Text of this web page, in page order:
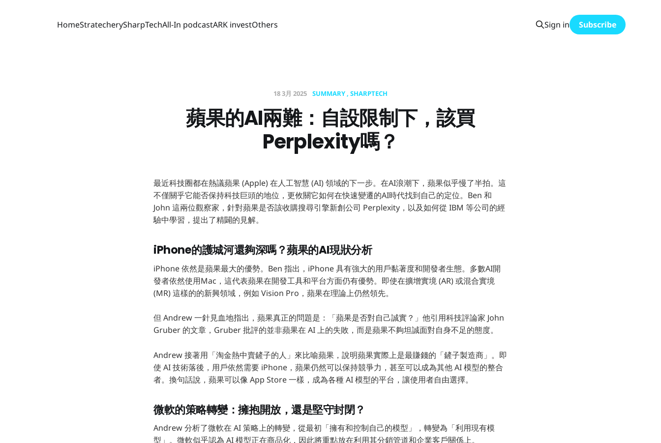
HomeStratecherySharpTechAll-In podcastARK investOthers Sign in Subscribe
18 3月 2025 SUMMARY SHARPTECH
蘋果的AI兩難：自設限制下，該買
Perplexity嗎？
最近科技圈都在熱議蘋果 (Apple) 在人工智慧 (AI) 領域的下一步。在AI浪潮下，蘋果似乎慢了半拍。這
不僅關乎它能否保持科技巨頭的地位，更攸關它如何在快速變遷的AI時代找到自己的定位。Ben 和
John 這兩位觀察家，針對蘋果是否該收購搜尋引擎新創公司 Perplexity，以及如何從 IBM 等公司的經
驗中學習，提出了精闢的見解。
iPhone的護城河還夠深嗎？蘋果的AI現狀分析
iPhone 依然是蘋果最大的優勢。Ben 指出，iPhone 具有強大的用戶黏著度和開發者生態。多數AI開
發者依然使用Mac，這代表蘋果在開發工具和平台方面仍有優勢。即使在擴增實境 (AR) 或混合實境
(MR) 這樣的的新興領域，例如 Vision Pro，蘋果在理論上仍然領先。
但 Andrew 一針見血地指出，蘋果真正的問題是：「蘋果是否對自己誠實？」他引用科技評論家 John
Gruber 的文章，Gruber 批評的並非蘋果在 AI 上的失敗，而是蘋果不夠坦誠面對自身不足的態度。
Andrew 接著用「淘金熱中賣鏟子的人」來比喻蘋果，說明蘋果實際上是最賺錢的「鏟子製造商」。即
使 AI 技術落後，用戶依然需要 iPhone，蘋果仍然可以保持競爭力，甚至可以成為其他 AI 模型的整合
者。換句話說，蘋果可以像 App Store 一樣，成為各種 AI 模型的平台，讓使用者自由選擇。
微軟的策略轉變：擁抱開放，還是堅守封閉？
Andrew 分析了微軟在 AI 策略上的轉變，從最初「擁有和控制自己的模型」，轉變為「利用現有模
型」。微軟似乎認為 AI 模型正在商品化，因此將重點放在利用其分銷管道和企業客戶關係上。